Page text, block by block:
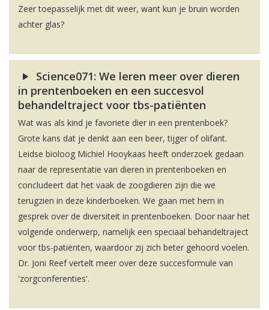
Zeer toepasselijk met dit weer, want kun je bruin worden
achter glas?
Science071: We leren meer over dieren
in prentenboeken en een succesvol
behandeltraject voor tbs-patiënten
Wat was als kind je favoriete dier in een prentenboek?
Grote kans dat je denkt aan een beer, tijger of olifant.
Leidse bioloog Michiel Hooykaas heeft onderzoek gedaan
naar de representatie van dieren in prentenboeken en
concludeert dat het vaak de zoogdieren zijn die we
terugzien in deze kinderboeken. We gaan met hem in
gesprek over de diversiteit in prentenboeken. Door naar het
volgende onderwerp, namelijk een speciaal behandeltraject
voor tbs-patiënten, waardoor zij zich beter gehoord voelen.
Dr. Joni Reef vertelt meer over deze succesformule van
'zorgconferenties'.